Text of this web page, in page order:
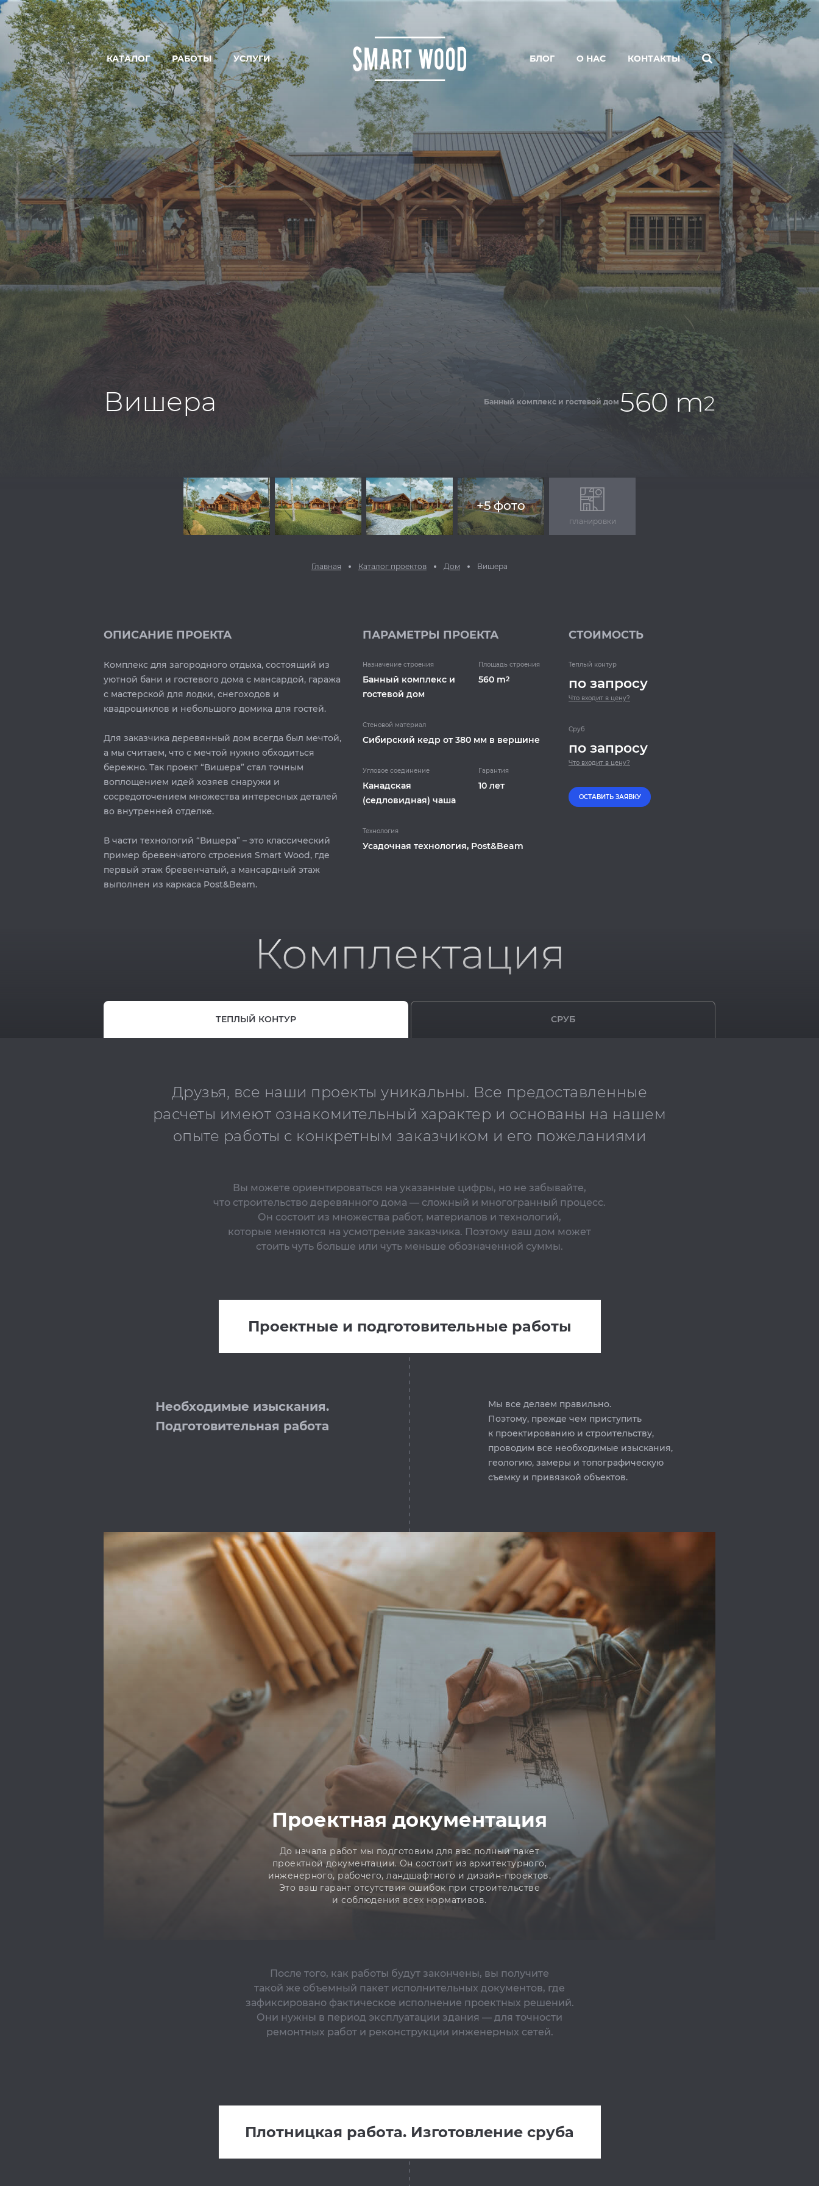
КАТАЛОГ
ДОМ
БАНЯ
ГОСТЕВОЙ ДОМ-БАНЯ
ГОСТИНИЦА
КОММЕРЧЕСКАЯ БАНЯ
РЕСТОРАН
РАБОТЫ УСЛУГИ
ПРОЕКТИРОВАНИЕ
ПРОИЗВОДСТВО
СТРОИТЕЛЬСТВО
УСЛУГИ И ЦЕНЫ
БЛОГ О НАС КОНТАКТЫ
Вишера Банный комплекс и гостевой дом 560 m2
+5 фото
планировки
Главная Каталог проектов Дом Вишера
ОПИСАНИЕ ПРОЕКТА
Комплекс для загородного отдыха, состоящий из
уютной бани и гостевого дома с мансардой, гаража
с мастерской для лодки, снегоходов и
квадроциклов и небольшого домика для гостей.
Для заказчика деревянный дом всегда был мечтой,
а мы считаем, что с мечтой нужно обходиться
бережно. Так проект “Вишера” стал точным
воплощением идей хозяев снаружи и
сосредоточением множества интересных деталей
во внутренней отделке.
В части технологий “Вишера” – это классический
пример бревенчатого строения Smart Wood, где
первый этаж бревенчатый, а мансардный этаж
выполнен из каркаса Post&Beam.
ПАРАМЕТРЫ ПРОЕКТА
Назначение строения
Банный комплекс и
гостевой дом
Площадь строения
560 m2
Стеновой материал
Cибирский кедр от 380 мм в вершине
Угловое соединение
Канадская
(седловидная) чаша
Гарантия
10 лет
Технология
Усадочная технология, Post&Beam
СТОИМОСТЬ
Теплый контур
по запросу
Что входит в цену?
Сруб
по запросу
Что входит в цену?
ОСТАВИТЬ ЗАЯВКУ
Комплектация
ТЕПЛЫЙ КОНТУР СРУБ
Друзья, все наши проекты уникальны. Все предоставленные
расчеты имеют ознакомительный характер и основаны на нашем
опыте работы с конкретным заказчиком и его пожеланиями
Вы можете ориентироваться на указанные цифры, но не забывайте,
что строительство деревянного дома — сложный и многогранный процесс.
Он состоит из множества работ, материалов и технологий,
которые меняются на усмотрение заказчика. Поэтому ваш дом может
стоить чуть больше или чуть меньше обозначенной суммы.
Проектные и подготовительные работы
Необходимые изыскания.
Подготовительная работа
Мы все делаем правильно.
Поэтому, прежде чем приступить
к проектированию и строительству,
проводим все необходимые изыскания,
геологию, замеры и топографическую
съемку и привязкой объектов.
Проектная документация
До начала работ мы подготовим для вас полный пакет
проектной документации. Он состоит из архитектурного,
инженерного, рабочего, ландшафтного и дизайн-проектов.
Это ваш гарант отсутствия ошибок при строительстве
и соблюдения всех нормативов.
После того, как работы будут закончены, вы получите
такой же объемный пакет исполнительных документов, где
зафиксировано фактическое исполнение проектных решений.
Они нужны в период эксплуатации здания — для точности
ремонтных работ и реконструкции инженерных сетей.
Плотницкая работа. Изготовление сруба